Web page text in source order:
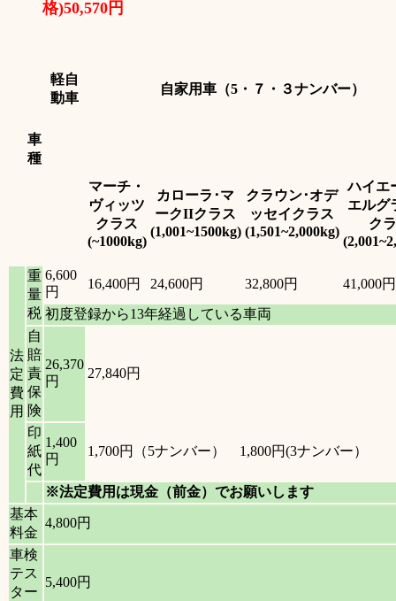
格)50,570円
車
種
軽自
動車
自家用車（5・７・３ナンバー）
マーチ・
ヴィッツ
クラス
(~1000kg)
カローラ･マ
ークIIクラス
(1,001~1500kg)
クラウン･オデ
ッセイクラス
(1,501~2,000kg)
ハイエ
エルグ
ク
法
定
費
用
重
量
税
6,600
円
16,400円 24,600円 32,800円
41,000円
初度登録から13年経過している車両
自
賠
責
保
険
26,370
円
27,840円
印
紙
代
1,400
円
1,700円（5ナンバー） 1,800円(3ナンバー）
※法定費用は現金（前金）でお願いします
基本
料金
4,800円
車検
テス
ター
5,400円